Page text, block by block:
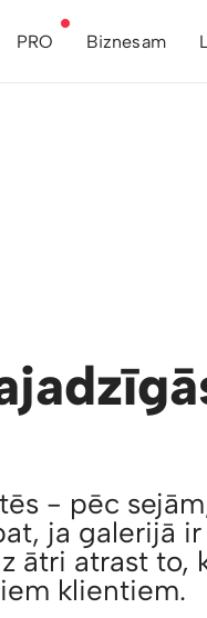
PRO Biznesam
- pēc
ja galerijā
ātri atrast to,
klientiem.